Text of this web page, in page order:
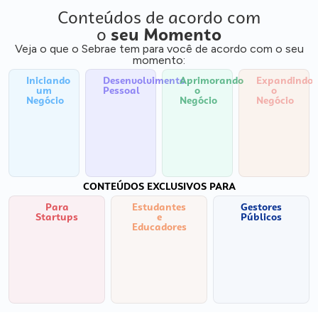
Conteúdos de acordo com
o seu Momento
Veja o que o Sebrae tem para você de acordo com o seu
momento:
Iniciando
um
Negócio
Desenvolvimento
Pessoal
Aprimorando
o
Negócio
Expandindo
o
Negócio
CONTEÚDOS EXCLUSIVOS PARA
Para
Startups
Estudantes
e
Educadores
Gestores
Públicos